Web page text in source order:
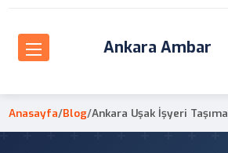
Ankara Ambar
Anasayfa/Blog/Ankara Uşak İşyeri Taşıma